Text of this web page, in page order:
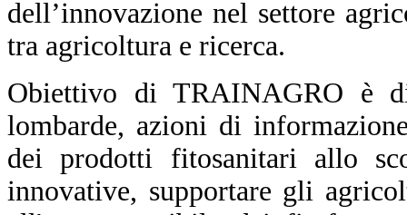
dell’innovazione nel settore
tra agricoltura e ricerca.
Obiettivo di TRAINAGRO è
lombarde, azioni di
dei prodotti fitosanitari allo
innovative, supportare gli